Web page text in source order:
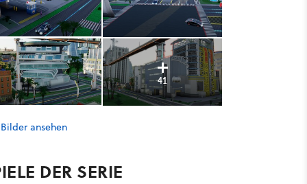
41
ansehen
DER SERIE